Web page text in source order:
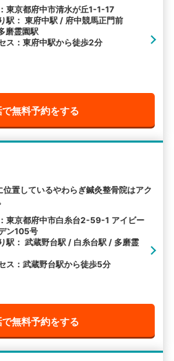
東京都府中市清水が丘1-1-17
駅： 東府中駅 / 府中競馬正門前
磨霊園駅
ス：東府中駅から徒歩2分
で無料予約をする
置しているやわらぎ鍼灸整骨院はアク
東京都府中市白糸台2-59-1 アイビー
ン105号
駅： 武蔵野台駅 / 白糸台駅 / 多磨霊
ス：武蔵野台駅から徒歩5分
で無料予約をする